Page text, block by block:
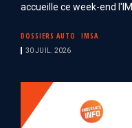
accueille ce week-end
DOSSIERS AUTO IMSA
30 JUIL. 2026